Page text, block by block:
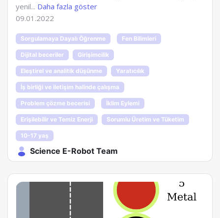
yenil... Daha fazla göster
09.01.2022
Sorgulamaya Dayalı Öğrenme Fen Bilimleri
Dijital beceriler Girişimcilik
Eleştirel ve analitik düşünme Yaratıcılık
İş birliği ve iletişim halinde çalışma
Problem çözme becerisi İklim Eylemi
Erişilebilir ve Temiz Enerji Sorumlu Üretim ve Tüketim
10-17 yaş
Science E-Robot Team